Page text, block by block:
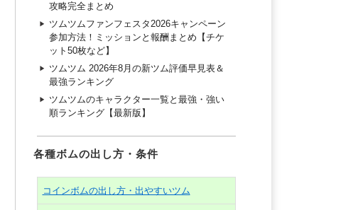
攻略完全まとめ
ツムツムファンフェスタ2026キャンペーン
参加方法！ミッションと報酬まとめ【チケ
ット50枚など】
ツムツム 2026年8月の新ツム評価早見表＆
最強ランキング
ツムツムのキャラクター一覧と最強・強い
順ランキング【最新版】
各種ボムの出し方・条件
コインボムの出し方・出やすいツム